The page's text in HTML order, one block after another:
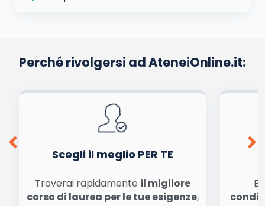
Perché rivolgersi ad AteneiOnline.it:
Scegli il meglio PER TE
Troverai rapidamente il migliore
corso di laurea per le tue esigenze,